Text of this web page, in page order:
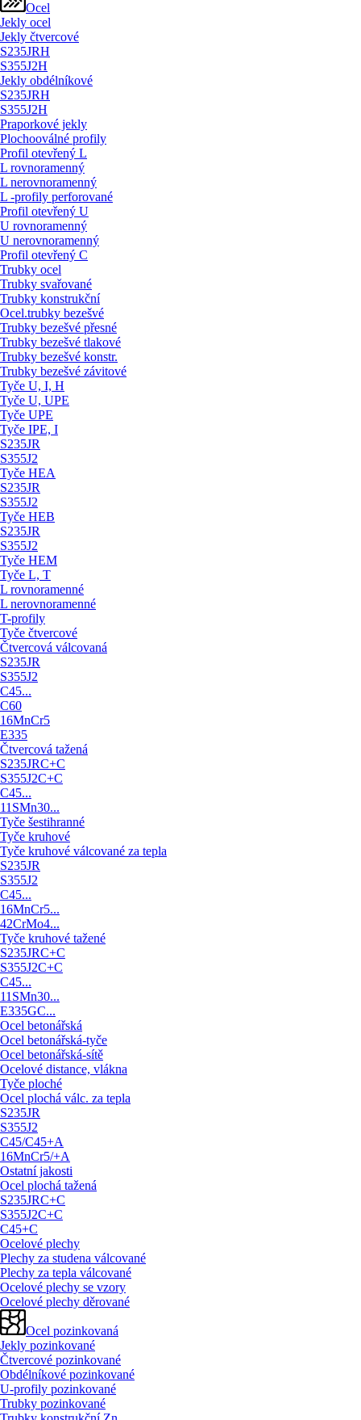
Ocel
Jekly ocel
Jekly čtvercové
S235JRH
S355J2H
Jekly obdélníkové
S235JRH
S355J2H
Praporkové jekly
Plochooválné profily
Profil otevřený L
L rovnoramenný
L nerovnoramenný
L -profily perforované
Profil otevřený U
U rovnoramenný
U nerovnoramenný
Profil otevřený C
Trubky ocel
Trubky svařované
Trubky konstrukční
Ocel.trubky bezešvé
Trubky bezešvé přesné
Trubky bezešvé tlakové
Trubky bezešvé konstr.
Trubky bezešvé závitové
Tyče U, I, H
Tyče U, UPE
Tyče UPE
Tyče IPE, I
S235JR
S355J2
Tyče HEA
S235JR
S355J2
Tyče HEB
S235JR
S355J2
Tyče HEM
Tyče L, T
L rovnoramenné
L nerovnoramenné
T-profily
Tyče čtvercové
Čtvercová válcovaná
S235JR
S355J2
C45...
C60
16MnCr5
E335
Čtvercová tažená
S235JRC+C
S355J2C+C
C45...
11SMn30...
Tyče šestihranné
Tyče kruhové
Tyče kruhové válcované za tepla
S235JR
S355J2
C45...
16MnCr5...
42CrMo4...
Tyče kruhové tažené
S235JRC+C
S355J2C+C
C45...
11SMn30...
E335GC...
Ocel betonářská
Ocel betonářská-tyče
Ocel betonářská-sítě
Ocelové distance, vlákna
Tyče ploché
Ocel plochá válc. za tepla
S235JR
S355J2
C45/C45+A
16MnCr5/+A
Ostatní jakosti
Ocel plochá tažená
S235JRC+C
S355J2C+C
C45+C
Ocelové plechy
Plechy za studena válcované
Plechy za tepla válcované
Ocelové plechy se vzory
Ocelové plechy děrované
Ocel pozinkovaná
Jekly pozinkované
Čtvercové pozinkované
Obdélníkové pozinkované
U-profily pozinkované
Trubky pozinkované